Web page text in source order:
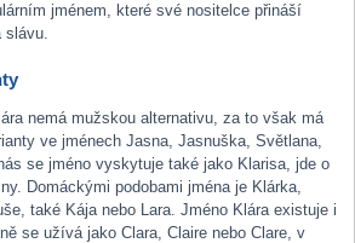
jménem, které své nositelce přináší
slávu.
nemá mužskou alternativu, za to však má
ve jménech Jasna, Jasnuška, Světlana,
se jméno vyskytuje také jako Klarisa, jde o
Domáckými podobami jména je Klárka,
také Kája nebo Lara. Jméno Klára existuje i
se užívá jako Clara, Claire nebo Clare, v